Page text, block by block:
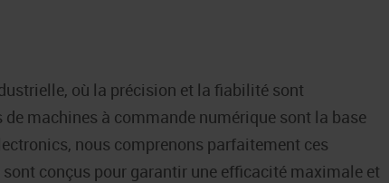
où la précision et la fiabilité sont
machines à commande numérique sont la base
nous comprenons parfaitement ces
conçus pour garantir une efficacité maximale et